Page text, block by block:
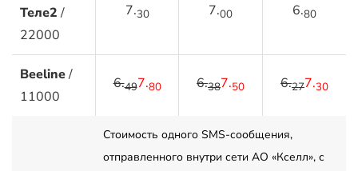
Теле2/
22000
7.30 7.00 6.80
Beeline/
11000
6.497.80 6.387.50 6.277.30
Стоимость одного SMS-сообщения,
отправленного внутри сети АО «Кселл», с